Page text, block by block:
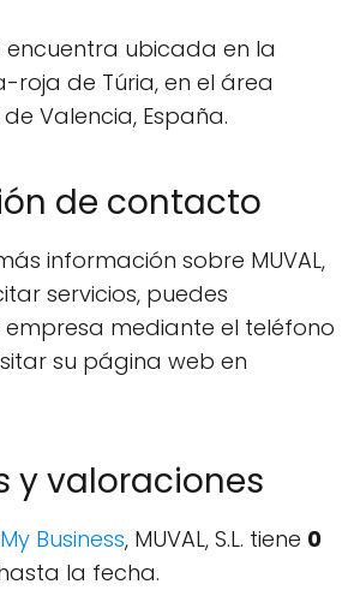
encuentra ubicada en la
roja de Túria, en el área
Valencia, España.
de contacto
información sobre MUVAL,
servicios, puedes
mediante el teléfono
su página web en
y valoraciones
Business, MUVAL, S.L. tiene 0
la fecha.